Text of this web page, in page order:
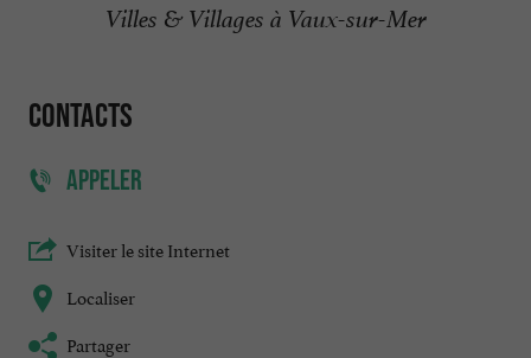
Villes & Villages à Vaux-sur-Mer
Contacts
APPELER
Visiter le site Internet
Localiser
Partager